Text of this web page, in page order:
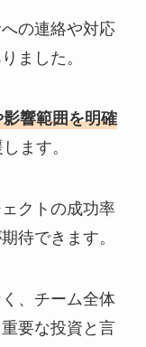
の連絡や対応
ました。
響範囲を明確
ます。
クトの成功率
待できます。
、チーム全体
要な投資と言